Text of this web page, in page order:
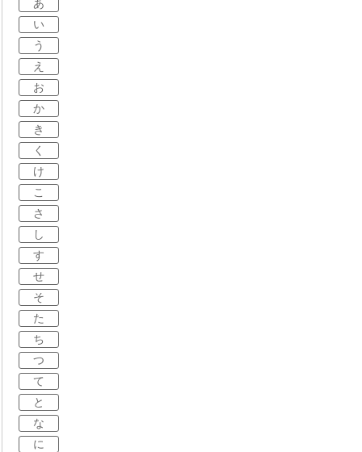
あ
い
う
え
お
か
き
く
け
こ
さ
し
す
せ
そ
た
ち
つ
て
と
な
に